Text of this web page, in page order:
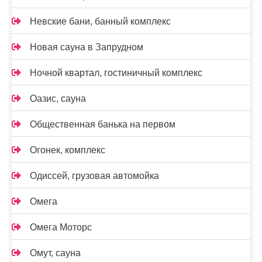
Невские бани, банный комплекс
Новая сауна в Запрудном
Ночной квартал, гостиничный комплекс
Оазис, сауна
Общественная банька на первом
Огонек, комплекс
Одиссей, грузовая автомойка
Омега
Омега Моторс
Омут, сауна